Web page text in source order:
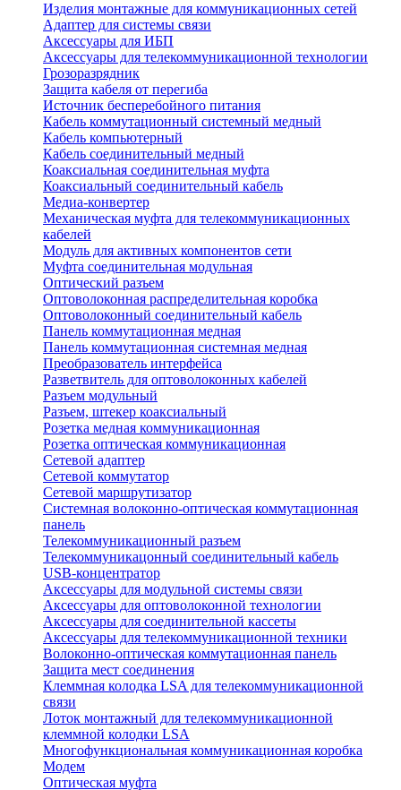
Изделия монтажные для коммуникационных сетей
Адаптер для системы связи
Аксессуары для ИБП
Аксессуары для телекоммуникационной технологии
Грозоразрядник
Защита кабеля от перегиба
Источник бесперебойного питания
Кабель коммутационный системный медный
Кабель компьютерный
Кабель соединительный медный
Коаксиальная соединительная муфта
Коаксиальный соединительный кабель
Медиа-конвертер
Механическая муфта для телекоммуникационных
кабелей
Модуль для активных компонентов сети
Муфта соединительная модульная
Оптический разъем
Оптоволоконная распределительная коробка
Оптоволоконный соединительный кабель
Панель коммутационная медная
Панель коммутационная системная медная
Преобразователь интерфейса
Разветвитель для оптоволоконных кабелей
Разъем модульный
Разъем, штекер коаксиальный
Розетка медная коммуникационная
Розетка оптическая коммуникационная
Сетевой адаптер
Сетевой коммутатор
Сетевой маршрутизатор
Системная волоконно-оптическая коммутационная
панель
Телекоммуникационный разъем
Телекоммуникацонный соединительный кабель
USB-концентратор
Аксессуары для модульной системы связи
Аксессуары для оптоволоконной технологии
Аксессуары для соединительной кассеты
Аксессуары для телекоммуникационной техники
Волоконно-оптическая коммутационная панель
Защита мест соединения
Клеммная колодка LSA для телекоммуникационной
связи
Лоток монтажный для телекоммуникационной
клеммной колодки LSA
Многофункциональная коммуникационная коробка
Модем
Оптическая муфта